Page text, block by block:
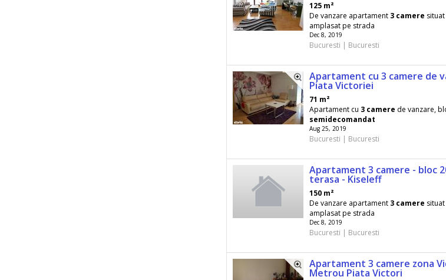
125 m²
De vanzare apartament 3 camere
amplasat pe strada
Dec 8, 2019
Bucuresti | Bucuresti
Apartament cu 3 camere de
Piata Victoriei
71 m²
Apartament cu 3 camere de vanzare,
semidecomandat
Aug 25, 2019
Bucuresti | Bucuresti
Apartament 3 camere - bloc
terasa - Kiseleff
150 m²
De vanzare apartament 3 camere
amplasat pe strada
Dec 8, 2019
Bucuresti | Bucuresti
Apartament 3 camere zona
Metrou Piata Victori